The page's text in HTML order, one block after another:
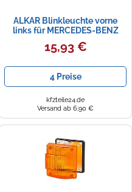
ALKAR Blinkleuchte vorne
links für MERCEDES-BENZ
1901541
15,93 €
4 Preise
kfzteile24.de
Versand ab 6,90 €